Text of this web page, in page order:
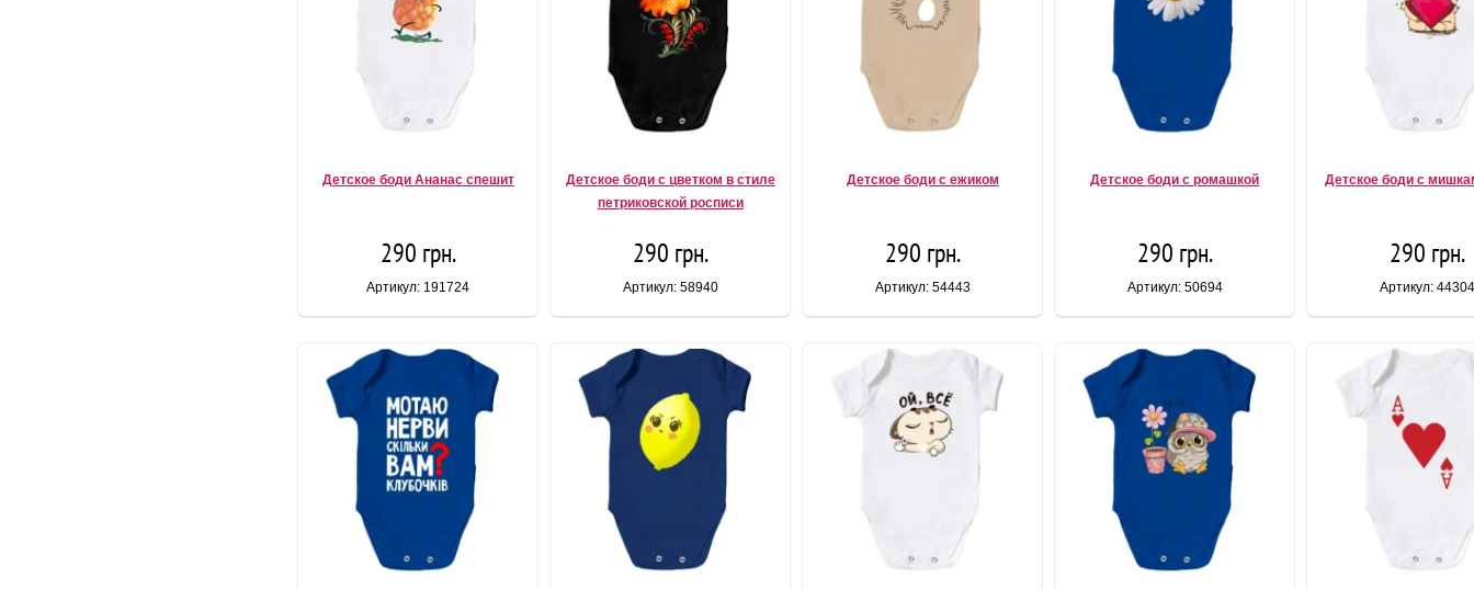
Детское боди Ананас спешит
290 грн.
Артикул: 191724
Детское боди с цветком в стиле
петриковской росписи
290 грн.
Артикул: 58940
Детское боди с ежиком
290 грн.
Артикул: 54443
Детское боди с ромашкой
290 грн.
Артикул: 50694
Детское боди с
290 грн.
Артикул: 44304